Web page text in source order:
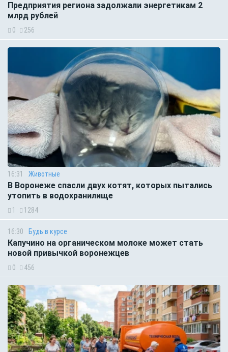
Предприятия региона задолжали энергетикам 2
млрд рублей
0 256
16:31 Животные
В Воронеже спасли двух котят, которых пытались
утопить в водохранилище
1 1284
16:30 Будь в курсе
Капучино на органическом молоке может стать
новой привычкой воронежцев
0 456